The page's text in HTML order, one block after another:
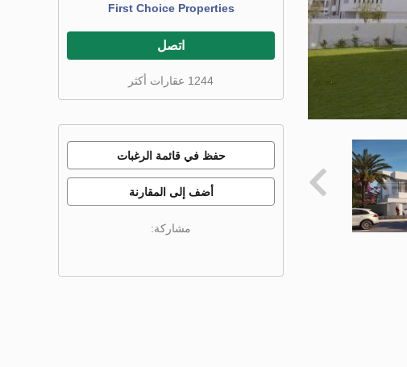
First Choice Properties
اتصل
1244 عقارات أكثر
حفظ في قائمة الرغبات
أضف إلى المقارنة
مشاركة: